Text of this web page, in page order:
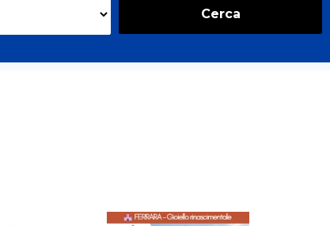
Cerca